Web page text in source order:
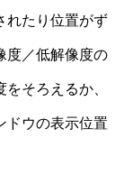
れたり位置がず
度／低解像度の
そろえるか、
ドウの表示位置